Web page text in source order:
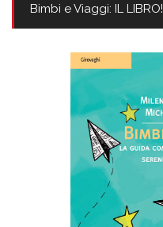
Bimbi e Viaggi: IL LIBRO!